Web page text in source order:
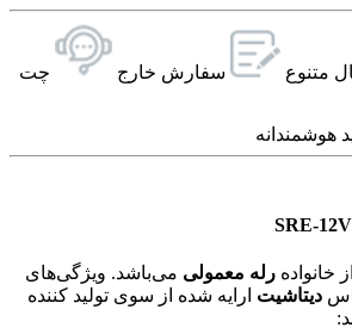
متنوع سفارش خارج چت
هوشمندانه
از خانواده رله معمولی می‌باشد. ویژگی‌های
دیتاشیت ارایه شده از سوی تولید کننده